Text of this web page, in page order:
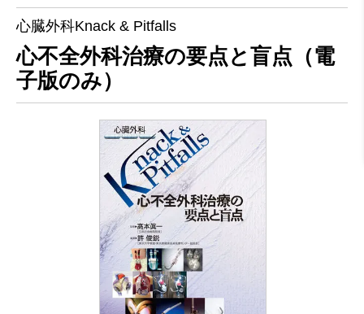
心臓外科Knack & Pitfalls
心不全外科治療の要点と盲点（電
子版のみ）